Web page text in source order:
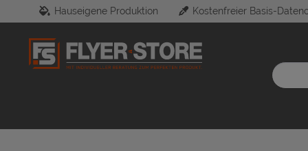
Hauseigene Produktion Kostenfreier Basis-